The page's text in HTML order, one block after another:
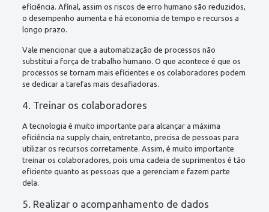
eficiência. Afinal, assim os riscos de erro humano são reduzidos,
o desempenho aumenta e há economia de tempo e recursos a
longo prazo.
Vale mencionar que a automatização de processos não
substitui a força de trabalho humano. O que acontece é que os
processos se tornam mais eficientes e os colaboradores podem
se dedicar a tarefas mais desafiadoras.
4. Treinar os colaboradores
A tecnologia é muito importante para alcançar a máxima
eficiência na supply chain, entretanto, precisa de pessoas para
utilizar os recursos corretamente. Assim, é muito importante
treinar os colaboradores, pois uma cadeia de suprimentos é tão
eficiente quanto as pessoas que a gerenciam e fazem parte
dela.
5. Realizar o acompanhamento de dados